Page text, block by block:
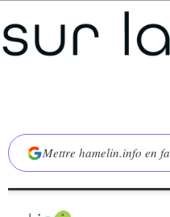
Mettre hamelin.info en